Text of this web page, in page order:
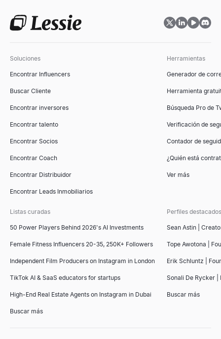
Soluciones
Encontrar Influencers
Buscar Cliente
Encontrar inversores
Encontrar talento
Encontrar Socios
Encontrar Coach
Encontrar Distribuidor
Encontrar Leads Inmobiliarios
Herramientas
Generador de
Herramienta
Búsqueda Pro de
Verificación de
Contador de
¿Quién está
Ver más
Listas curadas
50 Power Players Behind 2026's AI Investments
Female Fitness Influencers 20-35, 250K+ Followers
Independent Film Producers on Instagram in London
TikTok AI & SaaS educators for startups
High-End Real Estate Agents on Instagram in Dubai
Buscar más
Perfiles destacados
Sean Astin |
Tope Awotona |
Erik Schluntz |
Sonali De Rycker |
Buscar más